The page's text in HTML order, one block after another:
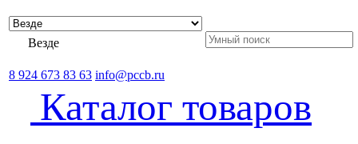
Везде
8 924 673 83 63 info@pccb.ru
Каталог товаров